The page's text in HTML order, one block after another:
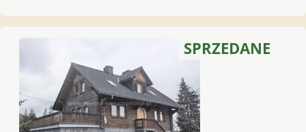
SPRZEDANE